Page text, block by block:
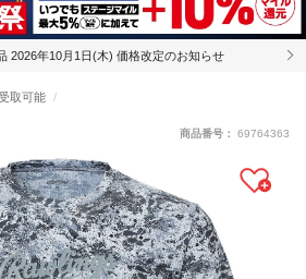
2026年10月1日(木) 価格改定のお知らせ
取可能
商品番号： 69764363